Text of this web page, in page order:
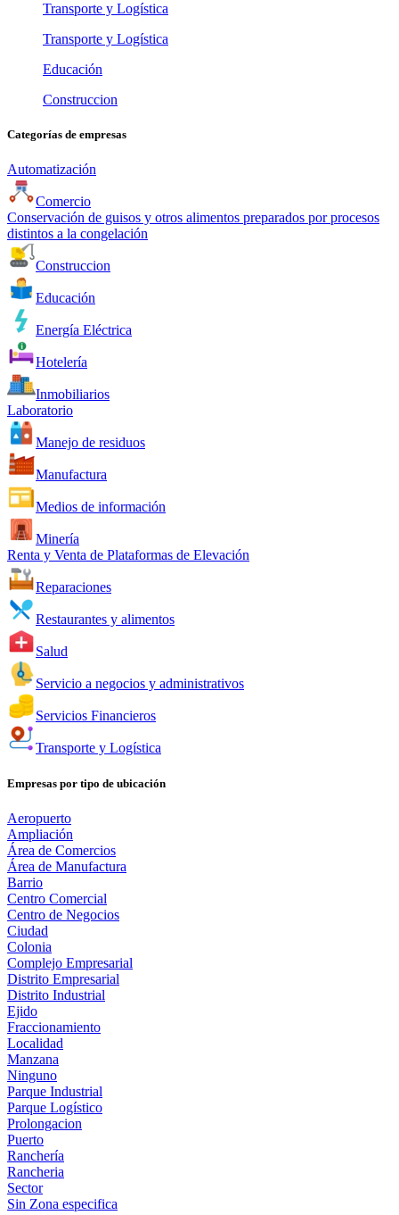
Transporte y Logística
Transporte y Logística
Educación
Construccion
Categorías de empresas
Automatización
Comercio
Conservación de guisos y otros alimentos preparados por procesos
distintos a la congelación
Construccion
Educación
Energía Eléctrica
Hotelería
Inmobiliarios
Laboratorio
Manejo de residuos
Manufactura
Medios de información
Minería
Renta y Venta de Plataformas de Elevación
Reparaciones
Restaurantes y alimentos
Salud
Servicio a negocios y administrativos
Servicios Financieros
Transporte y Logística
Empresas por tipo de ubicación
Aeropuerto
Ampliación
Área de Comercios
Área de Manufactura
Barrio
Centro Comercial
Centro de Negocios
Ciudad
Colonia
Complejo Empresarial
Distrito Empresarial
Distrito Industrial
Ejido
Fraccionamiento
Localidad
Manzana
Ninguno
Parque Industrial
Parque Logístico
Prolongacion
Puerto
Ranchería
Rancheria
Sector
Sin Zona especifica